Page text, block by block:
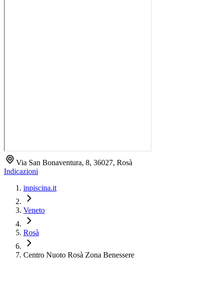
Via San Bonaventura, 8, 36027, Rosà
Indicazioni
inpiscina.it
Veneto
Rosà
Centro Nuoto Rosà Zona Benessere